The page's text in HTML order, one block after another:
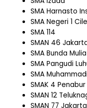
SMA Harnasto
SMA Negeri 1
SMA 114
SMAN 46
SMA Bunda
SMA Pangudi
SMA
SMAK 4
SMAN 12
SMAN 77 Jakarta